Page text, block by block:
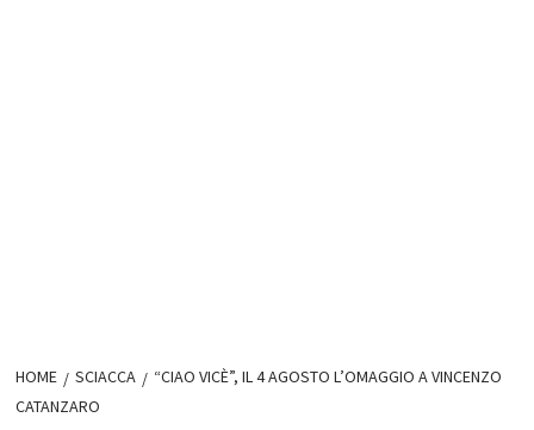
HOME SCIACCA
“CIAO VICÈ”, IL 4 AGOSTO L’OMAGGIO A VINCENZO
CATANZARO